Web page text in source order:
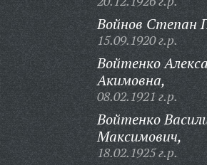
Войнов Степан
15.09.1920 г.р.
Войтенко
Акимовна,
08.02.1921 г.р.
Войтенко
Максимович,
18.02.1925 г.р.